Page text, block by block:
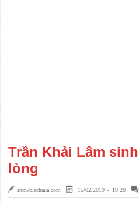
Trần Khải Lâm
lòng
showbizchaua.com 15/02/2019 - 19:20